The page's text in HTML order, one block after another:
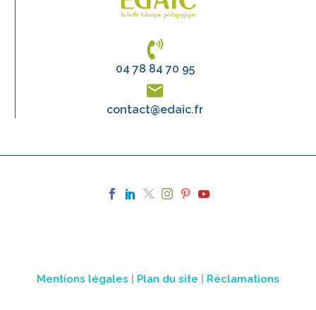
04 78 84 70 95
contact@edaic.fr
Mentions légales Plan du site Réclamations